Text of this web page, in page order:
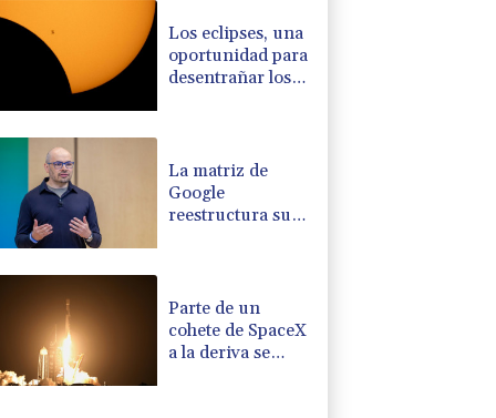
Los eclipses, una
oportunidad para
desentrañar los
La matriz de
Google
reestructura su
Parte de un
cohete de SpaceX
a la deriva se